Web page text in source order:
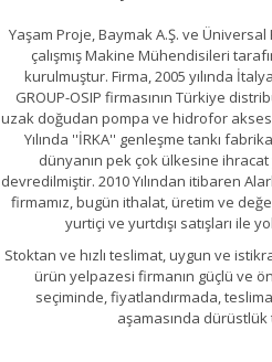
Yaşam Proje, Baymak A.Ş. ve
çalışmış Makine Mühendisileri
kurulmuştur. Firma, 2005 yılında
GROUP-OSIP firmasının Türkiye
uzak doğudan pompa ve hidrofor
Yılında ''İRKA'' genleşme tankı
dünyanın pek çok ülkesine
devredilmiştir. 2010 Yılından itibaren
firmamız, bugün ithalat, üretim ve
yurtiçi ve yurtdışı satışları ile
Stoktan ve hızlı teslimat, uygun ve
ürün yelpazesi firmanın güçlü ve
seçiminde, fiyatlandırmada,
aşamasında